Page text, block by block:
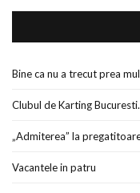
Bine ca nu a trecut prea
Clubul de Karting
„Admiterea” la
Vacantele in patru